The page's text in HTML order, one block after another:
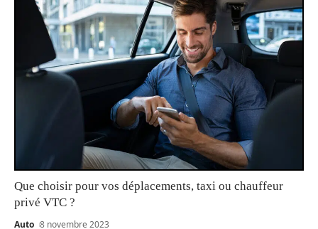
Que choisir pour vos déplacements, taxi ou chauffeur
privé VTC ?
Auto 8 novembre 2023